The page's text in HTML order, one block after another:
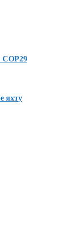
COP29
яхту